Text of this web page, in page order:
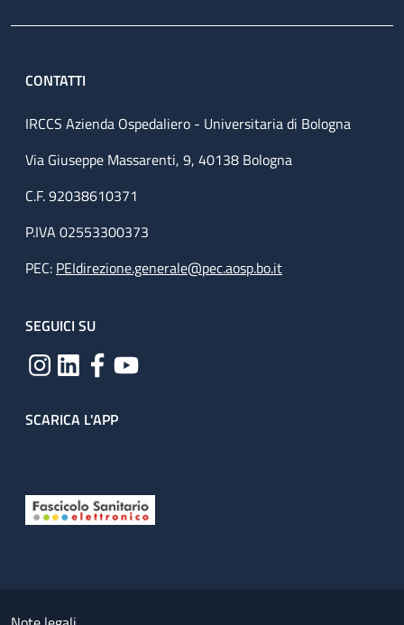
CONTATTI
IRCCS Azienda Ospedaliero - Universitaria di Bologna
Via Giuseppe Massarenti, 9, 40138 Bologna
C.F. 92038610371
P.IVA 02553300373
PEC: PEIdirezione.generale@pec.aosp.bo.it
SEGUICI SU
SCARICA L'APP
Small prints